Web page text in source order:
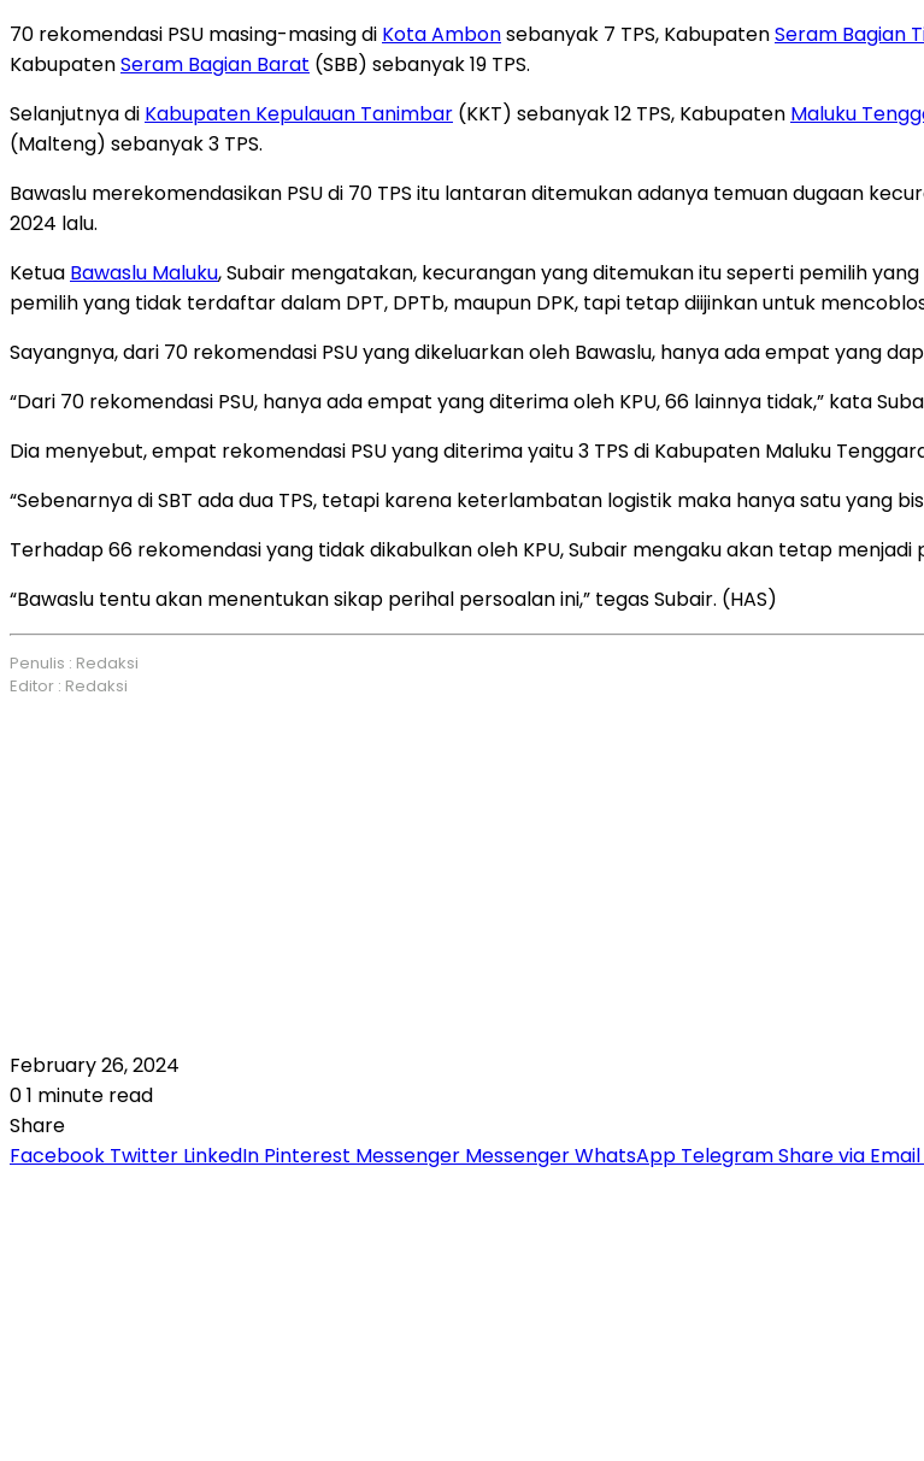
70 rekomendasi PSU masing-masing di Kota Ambonsebanyak 7 TPS, KabupatenSeram Bagian
KabupatenSeram Bagian Barat (SBB) sebanyak 19 TPS.
Selanjutnya di Kabupaten Kepulauan Tanimbar (KKT) sebanyak 12 TPS, Kabupaten Maluku
(Malteng) sebanyak 3 TPS.
Bawaslu merekomendasikan PSU di 70 TPS itu lantaran ditemukan adanya temuan dugaan
2024 lalu.
Ketua Bawaslu Maluku, Subair mengatakan, kecurangan yang ditemukan itu seperti pemilih
pemilih yang tidak terdaftar dalam DPT, DPTb, maupun DPK, tapi tetap diijinkan untuk
Sayangnya, dari 70 rekomendasi PSU yang dikeluarkan oleh Bawaslu, hanya ada empat yang
“Dari 70 rekomendasi PSU, hanya ada empat yang diterima oleh KPU, 66 lainnya tidak,” kata
Dia menyebut, empat rekomendasi PSU yang diterima yaitu 3 TPS di Kabupaten Maluku
“Sebenarnya di SBT ada dua TPS, tetapi karena keterlambatan logistik maka hanya satu yang
Terhadap 66 rekomendasi yang tidak dikabulkan oleh KPU, Subair mengaku akan tetap menjadi
“Bawaslu tentu akan menentukan sikap perihal persoalan ini,” tegas Subair. (HAS)
Penulis : Redaksi
Editor : Redaksi
February 26, 2024
01 minute read
Share
Facebook Twitter LinkedIn Pinterest Messenger MessengerWhatsApp TelegramShare via Email